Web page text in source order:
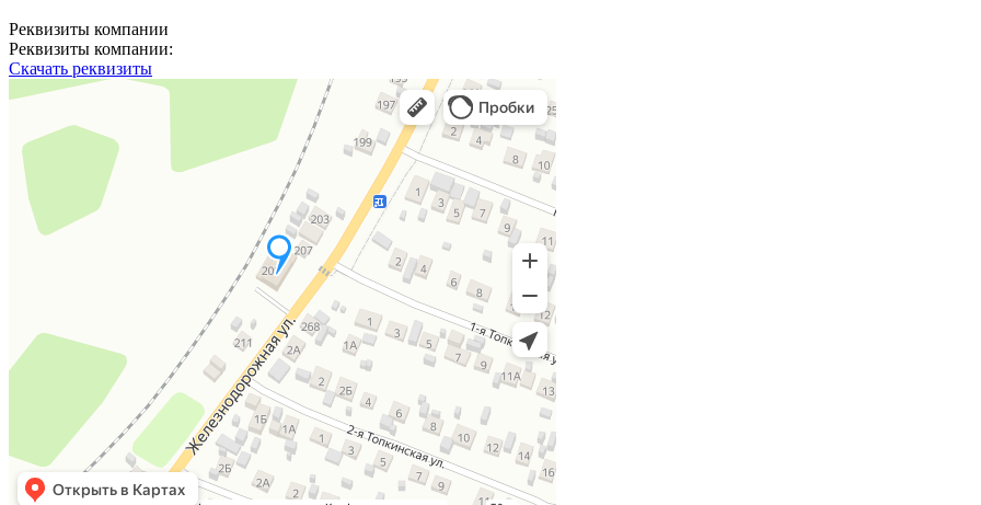
Реквизиты компании
Реквизиты компании:
Скачать реквизиты